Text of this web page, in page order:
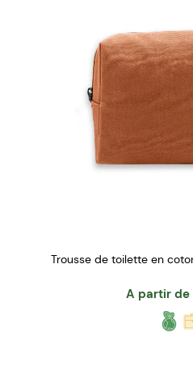
Trousse de toilette en
A partir de